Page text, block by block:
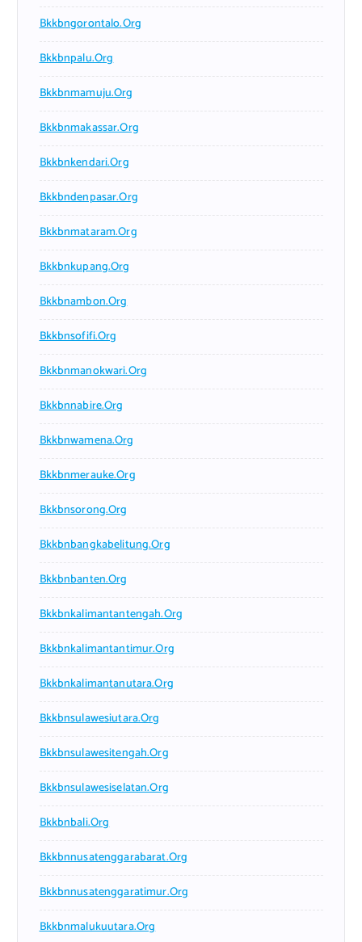
Bkkbngorontalo.org
Bkkbnpalu.org
Bkkbnmamuju.org
Bkkbnmakassar.org
Bkkbnkendari.org
Bkkbndenpasar.org
Bkkbnmataram.org
Bkkbnkupang.org
Bkkbnambon.org
Bkkbnsofifi.org
Bkkbnmanokwari.org
Bkkbnnabire.org
Bkkbnwamena.org
Bkkbnmerauke.org
Bkkbnsorong.org
Bkkbnbangkabelitung.org
Bkkbnbanten.org
Bkkbnkalimantantengah.org
Bkkbnkalimantantimur.org
Bkkbnkalimantanutara.org
Bkkbnsulawesiutara.org
Bkkbnsulawesitengah.org
Bkkbnsulawesiselatan.org
Bkkbnbali.org
Bkkbnnusatenggarabarat.org
Bkkbnnusatenggaratimur.org
Bkkbnmalukuutara.org